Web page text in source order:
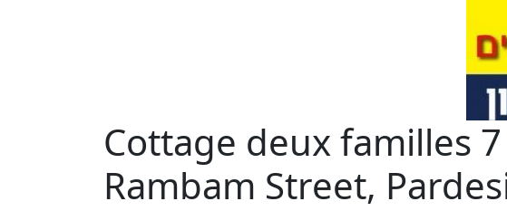
Cottage deux familles 7
Rambam Street,